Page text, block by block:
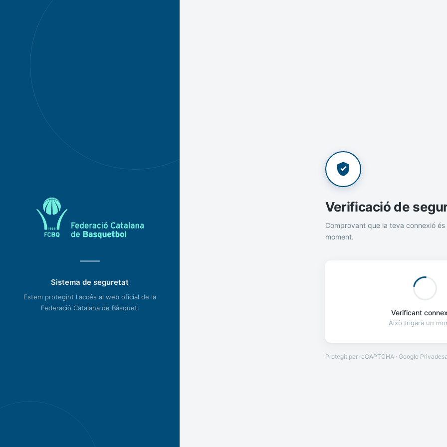
Sistema de seguretat
Estem protegint l'accés al web oficial de la
Federació Catalana de Bàsquet.
Verificació de
Comprovant que la teva connexió és
moment.
Verificant
Això trigarà un
Protegit per reCAPTCHA · Google Privadesa